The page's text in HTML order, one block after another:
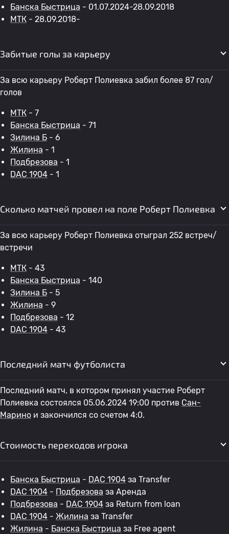
Банска Быстрица - 01.07.2024-28.09.2018
МТК - 28.09.2018-
Забитые голы за карьеру
За всю карьеру Роберт Полиевка забил более 87 гол/
голов
МТК - 7
Банска Быстрица - 71
Зилина Б - 6
Жилина - 1
Подбрезова - 1
DAC 1904 - 1
Сколько матчей провел на поле Роберт Полиевка
За всю карьеру Роберт Полиевка отыграл 252 встреч/
встречи
МТК - 43
Банска Быстрица - 140
Зилина Б - 5
Жилина - 9
Подбрезова - 12
DAC 1904 - 43
Последний матч футболиста
Последний матч, в котором принял участие Роберт
Полиевка состоялся 05.06.2024 19:00 против Сан-
Марино и закончился со счетом 4:0.
Стоимость переходов игрока
Банска Быстрица - DAC 1904 за Transfer
DAC 1904 - Подбрезова за Аренда
Подбрезова - DAC 1904 за Return from loan
DAC 1904 - Жилина за Transfer
Жилина - Банска Быстрица за Free agent